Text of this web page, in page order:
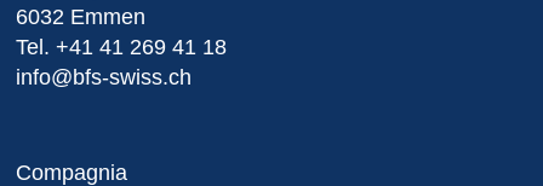
6032 Emmen
Tel. +41 41 269 41 18
info@bfs-swiss.ch
Compagnia